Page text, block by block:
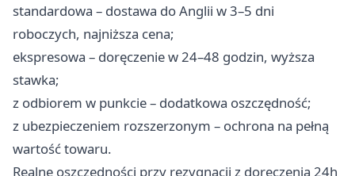
standardowa – dostawa do Anglii w 3–5 dni
roboczych, najniższa cena;
ekspresowa – doręczenie w 24–48 godzin, wyższa
stawka;
z odbiorem w punkcie – dodatkowa oszczędność;
z ubezpieczeniem rozszerzonym – ochrona na pełną
wartość towaru.
Realne oszczędności przy rezygnacji z doręczenia 24h